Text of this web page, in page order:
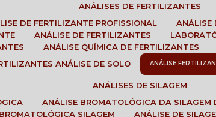
ANÁLISES DE FERTILIZANTES
DE FERTILIZANTE PROFISSIONAL
ANÁLISE DE FERTILIZANTES
ANÁLISE QUÍMICA DE FERTILIZANTES
ANÁLISE DE SOLO ANÁLISE
ANÁLISES DE SILAGEM
ANÁLISE BROMATOLÓGICA DA SILAGEM
BROMATOLÓGICA SILAGEM ANÁLISE DE